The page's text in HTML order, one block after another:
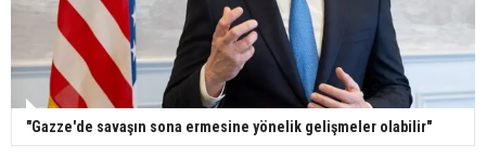
"Gazze'de savaşın sona ermesine yönelik gelişmeler olabilir"